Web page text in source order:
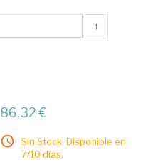
↑
86,32 €
Sin Stock. Disponible en
7/10 días.